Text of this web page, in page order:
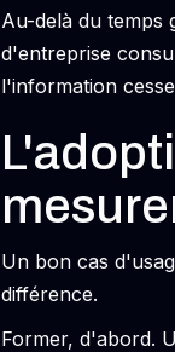
Au-delà du temps
d'entreprise
l'information
Un bon cas
différence.
Former, d'abord.